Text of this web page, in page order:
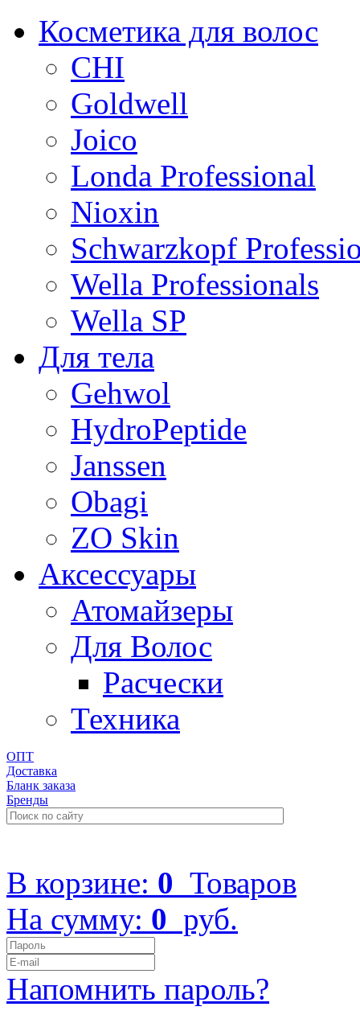
Косметика для волос
CHI
Goldwell
Joico
Londa Professional
Nioxin
Schwarzkopf
Wella Professionals
Wella SP
Для тела
Gehwol
HydroPeptide
Janssen
Obagi
ZO Skin
Aксессуары
Атомайзеры
Для Волос
Расчески
Техника
ОПТ
Доставка
Бланк заказа
Бренды
В корзине: 0 Товаров
На сумму: 0 руб.
Напомнить пароль?